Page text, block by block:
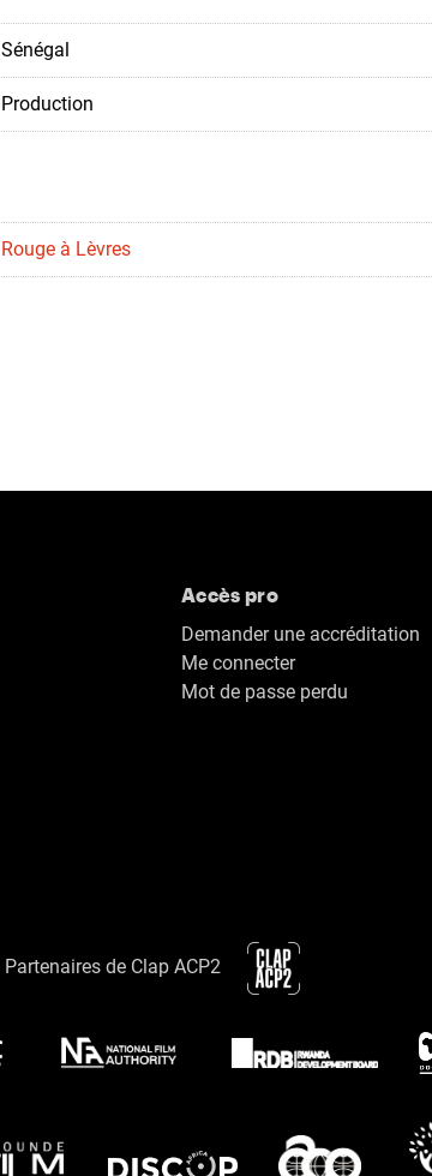
Sénégal
Production
Rouge à Lèvres
Accès pro
Demander une accréditation
Me connecter
Mot de passe perdu
Partenaires de Clap ACP2